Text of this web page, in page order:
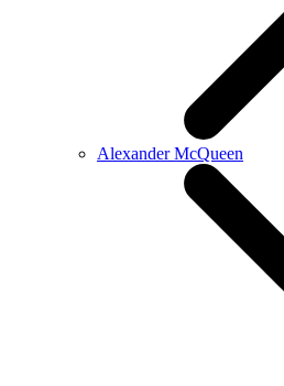
Alexander McQueen